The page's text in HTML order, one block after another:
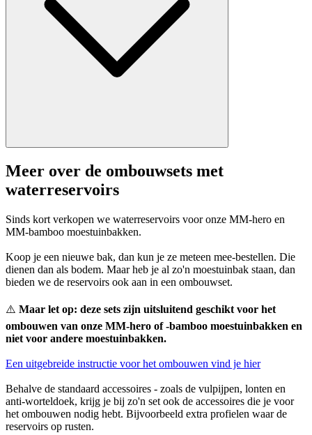
Meer over de ombouwsets met
waterreservoirs
Sinds kort verkopen we waterreservoirs voor onze MM-hero en
MM-bamboo moestuinbakken.
Koop je een nieuwe bak, dan kun je ze meteen mee-bestellen. Die
dienen dan als bodem. Maar heb je al zo'n moestuinbak staan, dan
bieden we de reservoirs ook aan in een ombouwset.
⚠️ Maar let op: deze sets zijn uitsluitend geschikt voor het
ombouwen van onze MM-hero of -bamboo moestuinbakken en
niet voor andere moestuinbakken.
Een uitgebreide instructie voor het ombouwen vind je hier
Behalve de standaard accessoires - zoals de vulpijpen, lonten en
anti-worteldoek, krijg je bij zo'n set ook de accessoires die je voor
het ombouwen nodig hebt. Bijvoorbeeld extra profielen waar de
reservoirs op rusten.